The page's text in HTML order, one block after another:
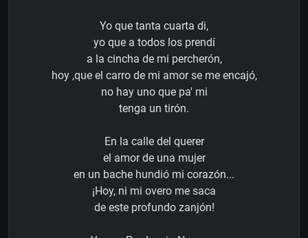
Yo que tanta cuarta di,
yo que a todos los prendí
a la cincha de mi percherón,
hoy ,que el carro de mi amor se me encajó,
no hay uno que pa' mi
tenga un tirón.
En la calle del querer
el amor de una mujer
en un bache hundió mi corazón...
¡Hoy, ni mi overo me saca
de este profundo zanjón!